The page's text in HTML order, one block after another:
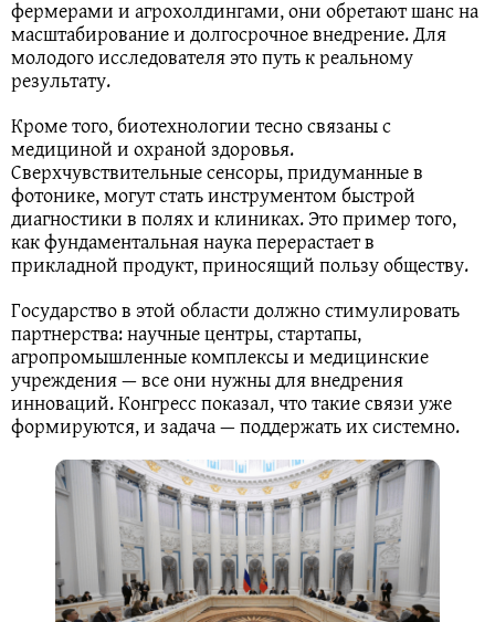
фермерами и агрохолдингами, они обретают шанс на
масштабирование и долгосрочное внедрение. Для
молодого исследователя это путь к реальному
результату.
Кроме того, биотехнологии тесно связаны с
медициной и охраной здоровья.
Сверхчувствительные сенсоры, придуманные в
фотонике, могут стать инструментом быстрой
диагностики в полях и клиниках. Это пример того,
как фундаментальная наука перерастает в
прикладной продукт, приносящий пользу обществу.
Государство в этой области должно стимулировать
партнерства: научные центры, стартапы,
агропромышленные комплексы и медицинские
учреждения — все они нужны для внедрения
инноваций. Конгресс показал, что такие связи уже
формируются, и задача — поддержать их системно.